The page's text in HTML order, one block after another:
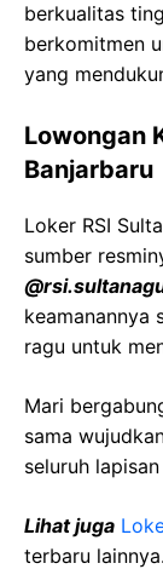
berkualitas
berkomitmen
yang
Lowongan
Banjarbaru
Loker RSI
sumber
@
keamanannya
ragu untuk
Mari
sama
seluruh
Lihat juga
terbaru lainnya.